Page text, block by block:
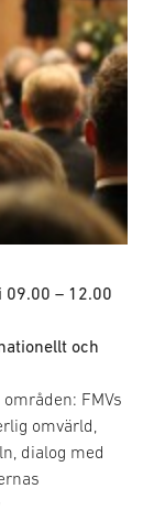
– 12.00
och
FMVs
omvärld,
dialog med